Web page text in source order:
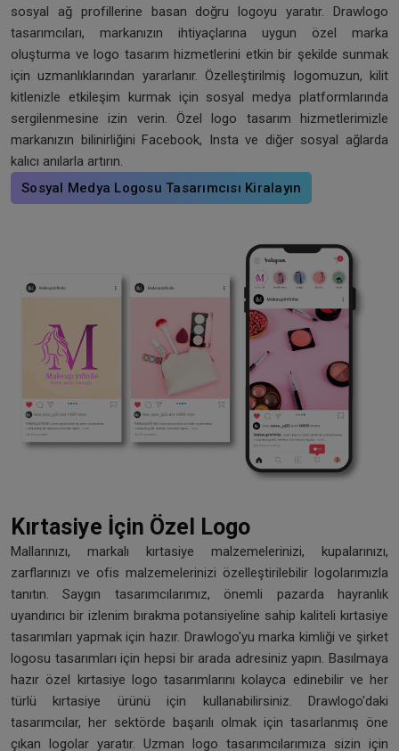
sosyal ağ profillerine basan doğru logoyu yaratır. Drawlogo
tasarımcıları, markanızın ihtiyaçlarına uygun özel marka
oluşturma ve logo tasarım hizmetlerini etkin bir şekilde sunmak
için uzmanlıklarından yararlanır. Özelleştirilmiş logomuzun, kilit
kitlenizle etkileşim kurmak için sosyal medya platformlarında
sergilenmesine izin verin. Özel logo tasarım hizmetlerimizle
markanızın bilinirliğini Facebook, Insta ve diğer sosyal ağlarda
kalıcı anılarla artırın.
Sosyal Medya Logosu Tasarımcısı Kiralayın
Kırtasiye İçin Özel Logo
Mallarınızı, markalı kırtasiye malzemelerinizi, kupalarınızı,
zarflarınızı ve ofis malzemelerinizi özelleştirilebilir logolarımızla
tanıtın. Saygın tasarımcılarımız, önemli pazarda hayranlık
uyandırıcı bir izlenim bırakma potansiyeline sahip kaliteli kırtasiye
tasarımları yapmak için hazır. Drawlogo'yu marka kimliği ve şirket
logosu tasarımları için hepsi bir arada adresiniz yapın. Basılmaya
hazır özel kırtasiye logo tasarımlarını kolayca edinebilir ve her
türlü kırtasiye ürünü için kullanabilirsiniz. Drawlogo'daki
tasarımcılar, her sektörde başarılı olmak için tasarlanmış öne
çıkan logolar yaratır. Uzman logo tasarımcılarımıza sizin için